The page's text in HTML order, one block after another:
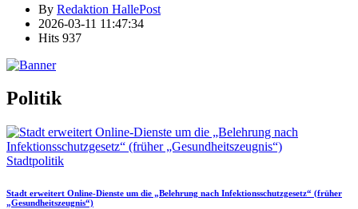
By Redaktion HallePost
2026-03-11 11:47:34
Hits 937
Politik
Stadtpolitik
Stadt erweitert Online-Dienste um die „Belehrung nach Infektionsschutzgesetz“ (früher
„Gesundheitszeugnis“)